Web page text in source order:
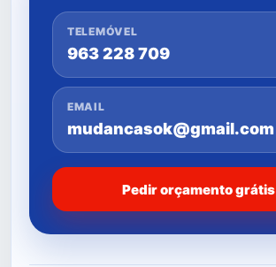
TELEMÓVEL
963 228 709
EMAIL
mudancasok@gmail.com
Pedir orçamento grátis